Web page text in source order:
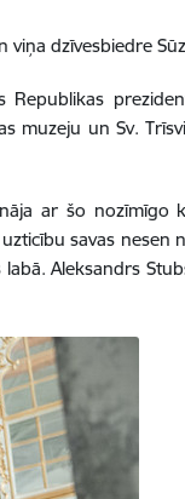
viņa dzīvesbiedre
muzeju un Sv.
ar šo
savas nesen
Aleksandrs